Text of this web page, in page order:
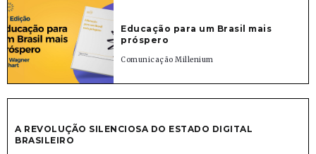
Educação para um Brasil mais
próspero
Comunicação Millenium
A REVOLUÇÃO SILENCIOSA DO ESTADO DIGITAL
BRASILEIRO